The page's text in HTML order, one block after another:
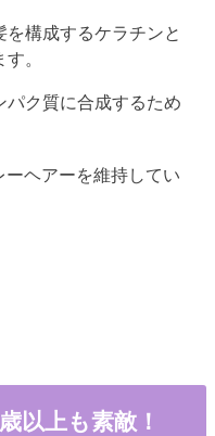
構成するケラチンと
。
パク質に合成するため
ヘアーを維持してい
以上も素敵！